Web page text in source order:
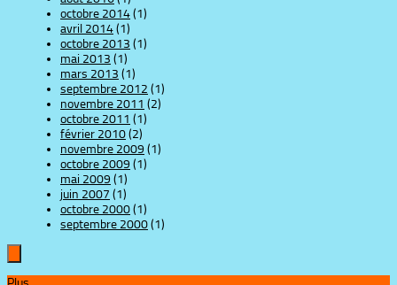
octobre 2014(1)
avril 2014(1)
octobre 2013 (1)
mai 2013 (1)
mars 2013 (1)
septembre 2012 (1)
novembre 2011 (2)
octobre 2011 (1)
février 2010(2)
novembre 2009(1)
octobre 2009(1)
mai 2009(1)
juin 2007 (1)
octobre 2000(1)
septembre 2000(1)